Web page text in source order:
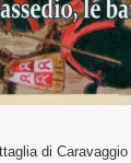
di